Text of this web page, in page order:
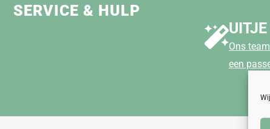
SERVICE & HULP
Ons
een